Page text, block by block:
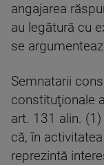
angajarea
au legătură cu
se
Semnatarii
constituţionale
art. 131 alin.
că, în
reprezintă